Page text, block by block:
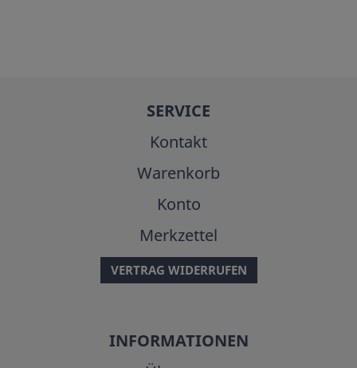
SERVICE
Kontakt
Warenkorb
Konto
Merkzettel
VERTRAG WIDERRUFEN
INFORMATIONEN